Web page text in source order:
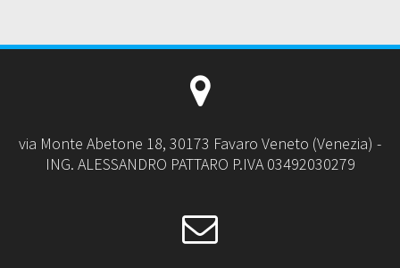
via Monte Abetone 18, 30173 Favaro Veneto (Venezia) -
ING. ALESSANDRO PATTARO P.IVA 03492030279